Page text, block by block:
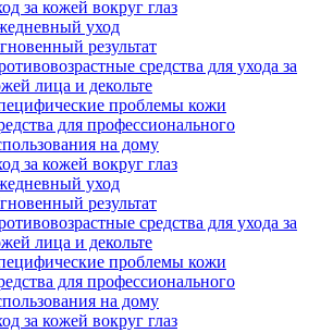
за кожей вокруг глаз
уход
результат
средства для ухода за
лица и декольте
проблемы кожи
для профессионального
на дому
за кожей вокруг глаз
уход
результат
средства для ухода за
лица и декольте
проблемы кожи
для профессионального
на дому
за кожей вокруг глаз